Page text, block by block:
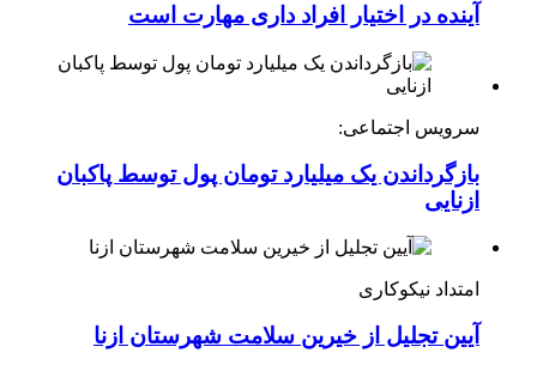
آینده در اختیار افراد داری مهارت است
سرویس اجتماعی:
بازگرداندن یک میلیارد تومان پول توسط پاکبان
ازنایی
امتداد نیکوکاری
آیین تجلیل از خیرین سلامت شهرستان ازنا